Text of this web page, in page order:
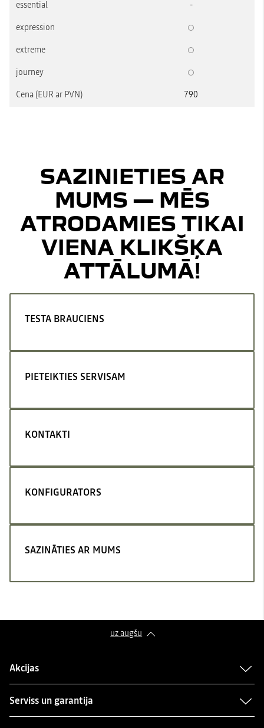
-
790
SAZINIETIES AR
MUMS — MĒS
ATRODAMIES TIKAI
VIENA KLIKŠĶA
ATTĀLUMĀ!
TESTA BRAUCIENS
PIETEIKTIES SERVISAM
KONTAKTI
KONFIGURATORS
SAZINĀTIES AR MUMS
uz augšu
Akcijas
Serviss un garantija